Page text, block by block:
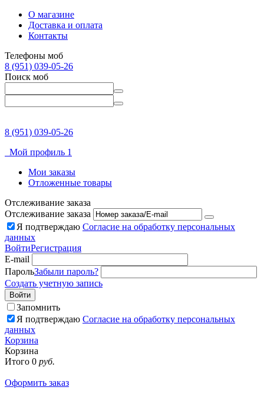
О магазине
Доставка и оплата
Контакты
Телефоны моб
8 (951) 039-05-26
Поиск моб
8 (951) 039-05-26
Мой профиль 1
Мои заказы
Отложенные товары
Отслеживание заказа
Отслеживание заказа
Я подтверждаю Согласие на обработку персональных
данных
ВойтиРегистрация
E-mail
ПарольЗабыли пароль?
Создать учетную запись
Войти
Запомнить
Я подтверждаю Согласие на обработку персональных
данных
Корзина
Корзина
Итого 0 руб.
Оформить заказ